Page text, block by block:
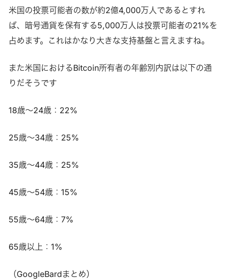
米国の投票可能者の数が約2億4,000万人であるとすれ
ば、暗号通貨を保有する5,000万人は投票可能者の21%を
占めます。これはかなり大きな支持基盤と言えますね。
また米国におけるBitcoin所有者の年齢別内訳は以下の通
りだそうです
18歳～24歳：22%
25歳～34歳：25%
35歳～44歳：25%
45歳～54歳：15%
55歳～64歳：7%
65歳以上：1%
（GoogleBardまとめ）